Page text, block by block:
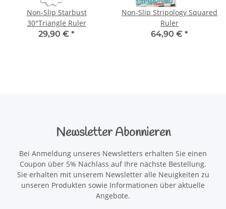
Non-Slip Starbust
30°Triangle Ruler
29,90 € *
Non-Slip Stripology Squared
Ruler
64,90 € *
Newsletter Abonnieren
Bei Anmeldung unseres Newsletters erhalten Sie einen
Coupon über 5% Nachlass auf Ihre nächste Bestellung.
Sie erhalten mit unserem Newsletter alle Neuigkeiten zu
unseren Produkten sowie Informationen über aktuelle
Angebote.